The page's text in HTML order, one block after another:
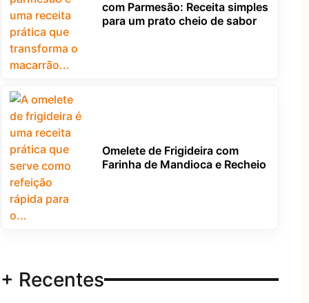
com Parmesão: Receita simples
para um prato cheio de sabor
Omelete de Frigideira com
Farinha de Mandioca e Recheio
+ Recentes